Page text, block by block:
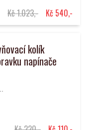
Kč 1.023,- Kč 540,-
kolík
napínače